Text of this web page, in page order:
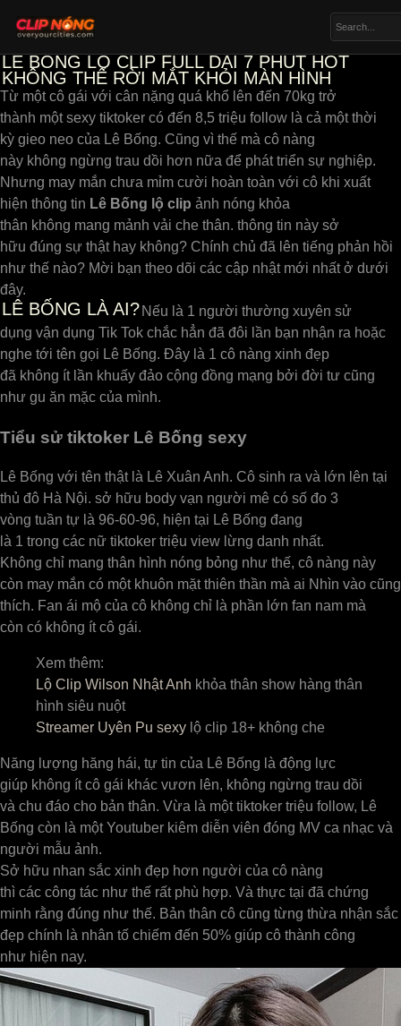
LÊ BỐNG LỘ CLIP FULL DÀI 7 PHÚT HOT
KHÔNG THỂ RỜI MẮT KHỎI MÀN HÌNH
Từ một cô gái với cân nặng quá khổ lên đến 70kg trở
thành một sexy tiktoker có đến 8,5 triệu follow là cả một thời
kỳ gieo neo của Lê Bống. Cũng vì thế mà cô nàng
này không ngừng trau dồi hơn nữa để phát triển sự nghiệp.
Nhưng may mắn chưa mỉm cười hoàn toàn với cô khi xuất
hiện thông tin Lê Bống lộ clip ảnh nóng khỏa
thân không mang mảnh vải che thân. thông tin này sở
hữu đúng sự thật hay không? Chính chủ đã lên tiếng phản hồi
như thế nào? Mời bạn theo dõi các cập nhật mới nhất ở dưới
đây.
LÊ BỐNG LÀ AI? Nếu là 1 người thường xuyên sử
dụng vận dụng Tik Tok chắc hẳn đã đôi lần bạn nhận ra hoặc
nghe tới tên gọi Lê Bống. Đây là 1 cô nàng xinh đẹp
đã không ít lần khuấy đảo cộng đồng mạng bởi đời tư cũng
như gu ăn mặc của mình.
Tiểu sử tiktoker Lê Bống sexy
Lê Bống với tên thật là Lê Xuân Anh. Cô sinh ra và lớn lên tại
thủ đô Hà Nội. sở hữu body vạn người mê có số đo 3
vòng tuần tự là 96-60-96, hiện tại Lê Bống đang
là 1 trong các nữ tiktoker triệu view lừng danh nhất.
Không chỉ mang thân hình nóng bỏng như thế, cô nàng này
còn may mắn có một khuôn mặt thiên thần mà ai Nhìn vào cũng
thích. Fan ái mộ của cô không chỉ là phần lớn fan nam mà
còn có không ít cô gái.
Xem thêm:
Lộ Clip Wilson Nhật Anh khỏa thân show hàng thân
hình siêu nuột
Streamer Uyên Pu sexy lộ clip 18+ không che
Năng lượng hăng hái, tự tin của Lê Bống là động lực
giúp không ít cô gái khác vươn lên, không ngừng trau dồi
và chu đáo cho bản thân. Vừa là một tiktoker triệu follow, Lê
Bống còn là một Youtuber kiêm diễn viên đóng MV ca nhạc và
người mẫu ảnh.
Sở hữu nhan sắc xinh đẹp hơn người của cô nàng
thì các công tác như thế rất phù hợp. Và thực tại đã chứng
minh rằng đúng như thế. Bản thân cô cũng từng thừa nhận sắc
đẹp chính là nhân tố chiếm đến 50% giúp cô thành công
như hiện nay.